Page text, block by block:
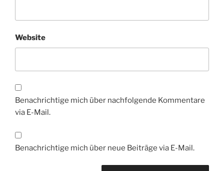
Website
Benachrichtige mich über nachfolgende Kommentare
via E-Mail.
Benachrichtige mich über neue Beiträge via E-Mail.